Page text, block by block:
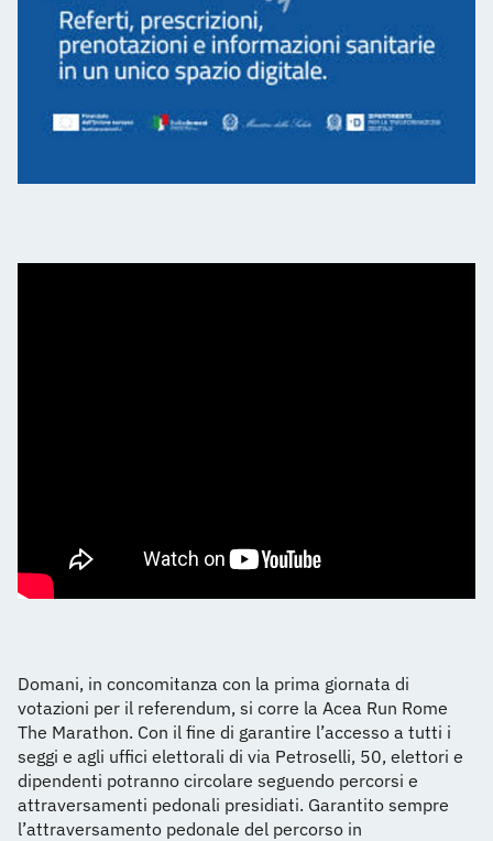
Domani, in concomitanza con la prima giornata di
votazioni per il referendum, si corre la Acea Run Rome
The Marathon. Con il fine di garantire l’accesso a tutti i
seggi e agli uffici elettorali di via Petroselli, 50, elettori e
dipendenti potranno circolare seguendo percorsi e
attraversamenti pedonali presidiati. Garantito sempre
l’attraversamento pedonale del percorso in